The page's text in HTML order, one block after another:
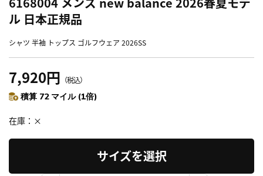
ル 日本正規品
シャツ 半袖 トップス ゴルフウェア 2026SS
7,920円 （税込）
積算 72 マイル (1倍)
在庫 ×
サイズを選択